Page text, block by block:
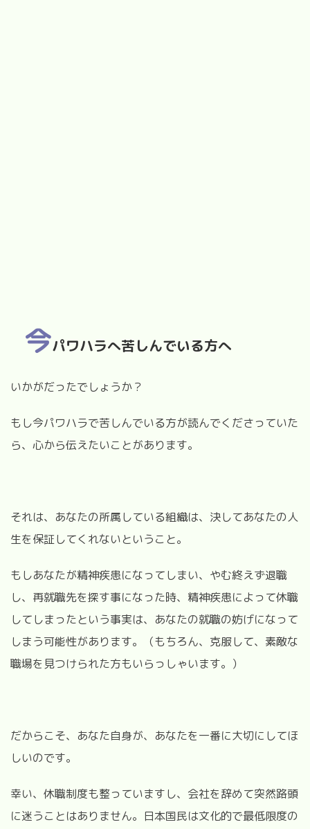
今パワハラへ苦しんでいる方へ
いかがだったでしょうか？
もし今パワハラで苦しんでいる方が読んでくださっていた
ら、心から伝えたいことがあります。
それは、あなたの所属している組織は、決してあなたの人
生を保証してくれないということ。
もしあなたが精神疾患になってしまい、やむ終えず退職
し、再就職先を探す事になった時、精神疾患によって休職
してしまったという事実は、あなたの就職の妨げになって
しまう可能性があります。（もちろん、克服して、素敵な
職場を見つけられた方もいらっしゃいます。）
だからこそ、あなた自身が、あなたを一番に大切にしてほ
しいのです。
幸い、休職制度も整っていますし、会社を辞めて突然路頭
に迷うことはありません。日本国民は文化的で最低限度の